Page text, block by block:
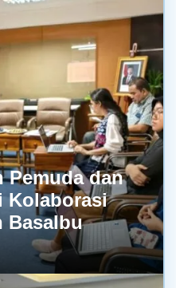
Pemuda dan
Kolaborasi
BasaIbu